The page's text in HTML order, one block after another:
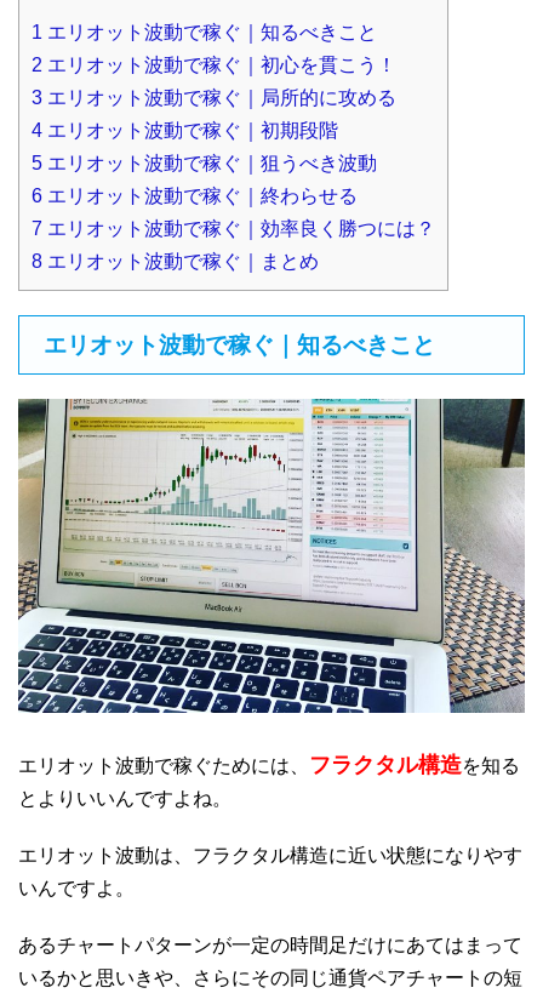
1 エリオット波動で稼ぐ｜知るべきこと
2 エリオット波動で稼ぐ｜初心を貫こう！
3 エリオット波動で稼ぐ｜局所的に攻める
4 エリオット波動で稼ぐ｜初期段階
5 エリオット波動で稼ぐ｜狙うべき波動
6 エリオット波動で稼ぐ｜終わらせる
7 エリオット波動で稼ぐ｜効率良く勝つには？
8 エリオット波動で稼ぐ｜まとめ
エリオット波動で稼ぐ｜知るべきこと
エリオット波動で稼ぐためには、 フラクタル構造を知る
とよりいいんですよね。
エリオット波動は、フラクタル構造に近い状態になりやす
いんですよ。
あるチャートパターンが一定の時間足だけにあてはまって
いるかと思いきや、さらにその同じ通貨ペアチャートの短